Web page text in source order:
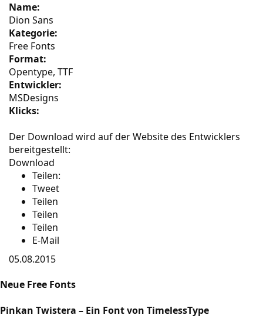
Name:
Dion Sans
Kategorie:
Free Fonts
Format:
Opentype, TTF
Entwickler:
MSDesigns
Klicks:
Der Download wird auf der Website des Entwicklers
bereitgestellt:
Download
Teilen:
Tweet
Teilen
Teilen
Teilen
E-Mail
05.08.2015
Neue Free Fonts
Pinkan Twistera – Ein Font von TimelessType